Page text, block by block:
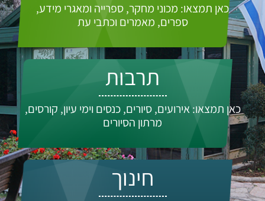
כאן תמצאו: מכוני מחקר, ספרייה ומאגרי מידע,
ספרים, מאמרים וכתבי עת
תרבות
כאן תמצאו: אירועים, סיורים, כנסים וימי עיון, קורסים,
מרתון הסיורים
חינוך